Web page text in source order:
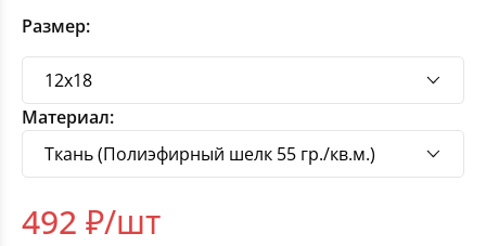
Размер:
Материал:
492 ₽/шт